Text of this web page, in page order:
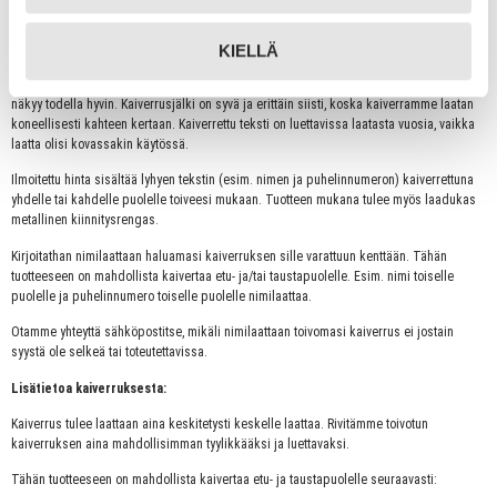
KIELLÄ
nimilaatat ovat ruostumattomia. Rosterisia nimilaattoja voisi hyvin kuvailla termeillä
Rosterisissa nimilaatoissa kaiverrus hapetetaan, joten teksti muuttuu tummaksi ja se
näkyy todella hyvin. Kaiverrusjälki on syvä ja erittäin siisti, koska kaiverramme laatan
koneellisesti kahteen kertaan. Kaiverrettu teksti on luettavissa laatasta vuosia, vaikka
laatta olisi kovassakin käytössä.
Ilmoitettu hinta sisältää lyhyen tekstin (esim. nimen ja puhelinnumeron) kaiverrettuna
yhdelle tai kahdelle puolelle toiveesi mukaan. Tuotteen mukana tulee myös laadukas
metallinen kiinnitysrengas.
Kirjoitathan nimilaattaan haluamasi kaiverruksen sille varattuun kenttään. Tähän
tuotteeseen on mahdollista kaivertaa etu- ja/tai taustapuolelle. Esim. nimi toiselle
puolelle ja puhelinnumero toiselle puolelle nimilaattaa.
Otamme yhteyttä sähköpostitse, mikäli nimilaattaan toivomasi kaiverrus ei jostain
syystä ole selkeä tai toteutettavissa.
Lisätietoa kaiverruksesta:
Kaiverrus tulee laattaan aina keskitetysti keskelle laattaa. Rivitämme toivotun
kaiverruksen aina mahdollisimman tyylikkääksi ja luettavaksi.
Tähän tuotteeseen on mahdollista kaivertaa etu- ja taustapuolelle seuraavasti: